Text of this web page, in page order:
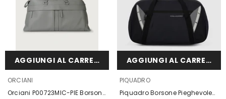
AGGIUNGI AL CARRELLO
VENDOR:
ORCIANI
Orciani P00723MIC-PIE Borsone
AGGIUNGI AL CARRELLO
VENDOR:
PIQUADRO
Piquadro Borsone Pieghevole